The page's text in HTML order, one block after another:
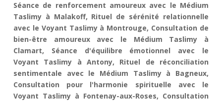
Séance de renforcement amoureux avec le Médium
Taslimy à Malakoff, Rituel de sérénité relationnelle
avec le Voyant Taslimy à Montrouge, Consultation de
bien-être amoureux avec le Médium Taslimy à
Clamart, Séance d'équilibre émotionnel avec le
Voyant Taslimy à Antony, Rituel de réconciliation
sentimentale avec le Médium Taslimy à Bagneux,
Consultation pour l'harmonie spirituelle avec le
Voyant Taslimy à Fontenay-aux-Roses, Consultation